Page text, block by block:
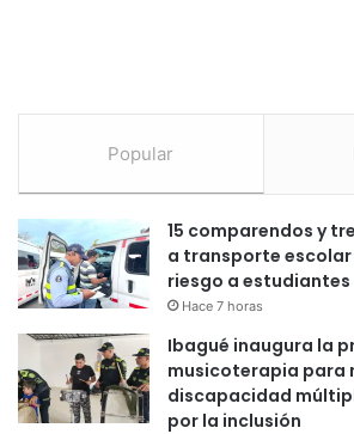
Popular
15 comparendos y
a transporte escolar
riesgo a estudiantes
Hace 7 horas
Ibagué inaugura la
musicoterapia para
discapacidad
por la inclusión